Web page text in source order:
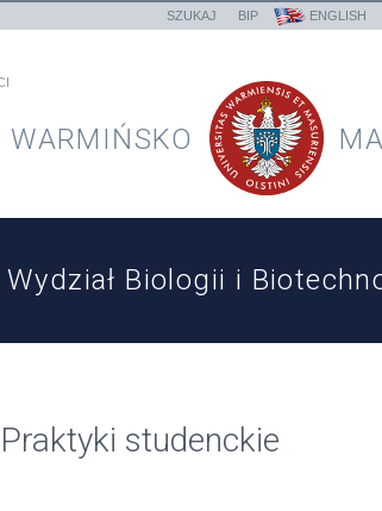
SZUKAJ BIP ENGLISH
WARMIŃSKO
Wydział Biologii i
Praktyki studenckie